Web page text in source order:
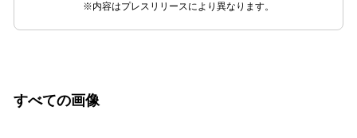
※内容はプレスリリースにより異なります。
すべての画像